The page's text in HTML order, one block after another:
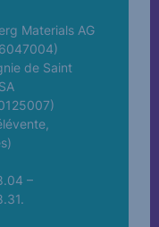
Materials AG
de Saint
–